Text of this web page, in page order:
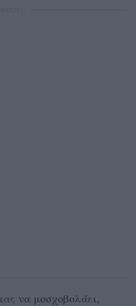
να μοσχοβολάει,